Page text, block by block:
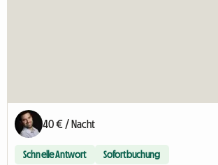
40 € / Nacht
Schnelle Antwort Sofortbuchung